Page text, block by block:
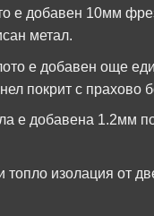
е добавен 10мм
метал.
е добавен още
покрит с прахово
е добавена 1.2мм
изолация от